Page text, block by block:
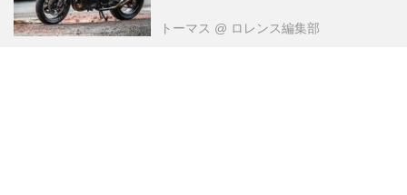
トーマス @ ロレンス編集部